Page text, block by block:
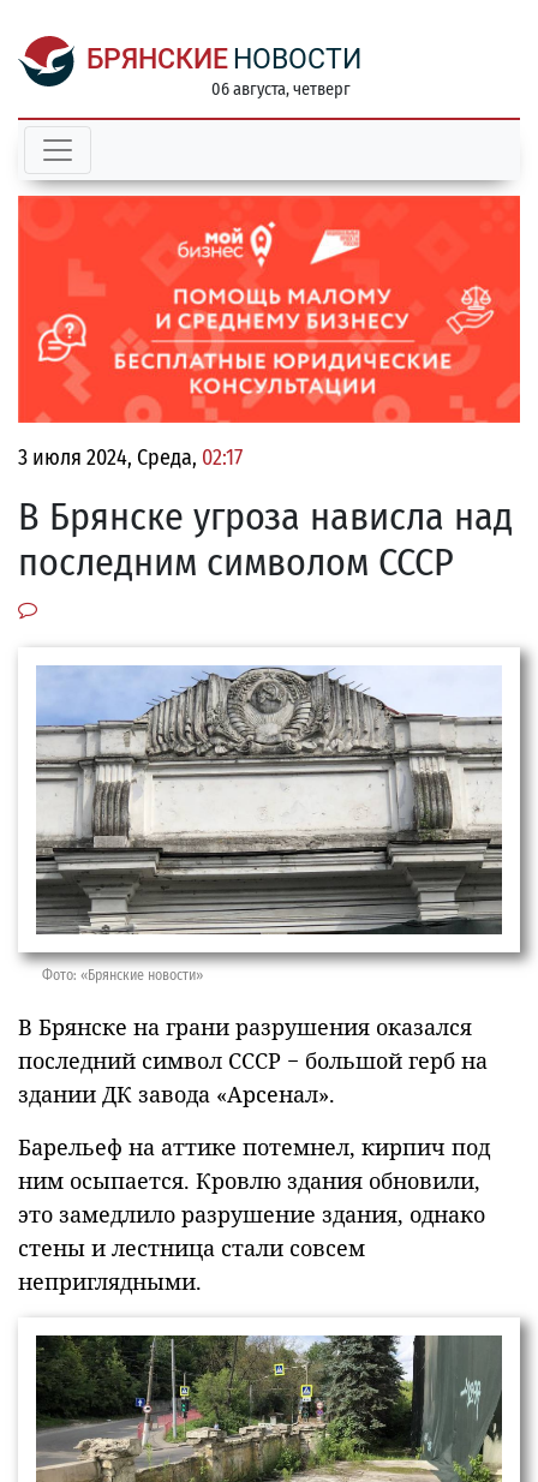
БРЯНСКИЕ НОВОСТИ
06 августа, четверг
3 июля 2024, Среда, 02:17
В Брянске угроза нависла над
последним символом СССР
Фото: «Брянские новости»
В Брянске на грани разрушения оказался
последний символ СССР − большой герб на
здании ДК завода «Арсенал».
Барельеф на аттике потемнел, кирпич под
ним осыпается. Кровлю здания обновили,
это замедлило разрушение здания, однако
стены и лестница стали совсем
неприглядными.